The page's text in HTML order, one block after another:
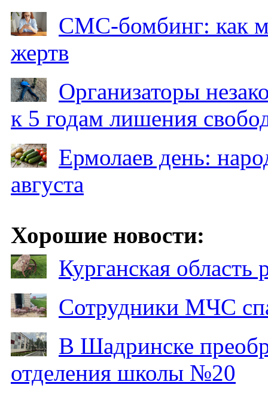
СМС-бомбинг: как
жертв
Организаторы
к 5 годам лишения
Ермолаев день:
августа
Хорошие новости:
Курганская
Сотрудники МЧС
В Шадринске
отделения школы №20